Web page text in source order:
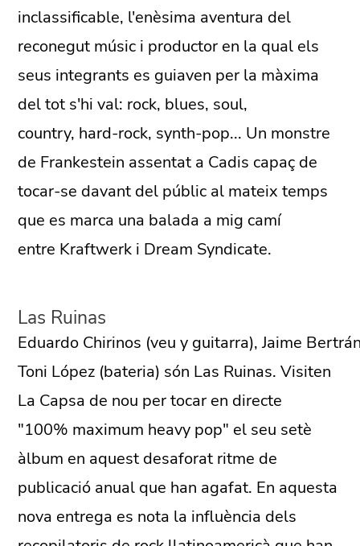
inclassificable, l'enèsima aventura del
reconegut músic i productor en la qual els
seus integrants es guiaven per la màxima
del tot s'hi val: rock, blues, soul,
country, hard-rock, synth-pop... Un monstre
de Frankestein assentat a Cadis capaç de
tocar-se davant del públic al mateix temps
que es marca una balada a mig camí
entre Kraftwerk i Dream Syndicate.
Las Ruinas
Eduardo Chirinos (veu y guitarra), Jaime
Toni López (bateria) són Las Ruinas. Visiten
La Capsa de nou per tocar en directe
"100% maximum heavy pop" el seu setè
àlbum en aquest desaforat ritme de
publicació anual que han agafat. En aquesta
nova entrega es nota la influència dels